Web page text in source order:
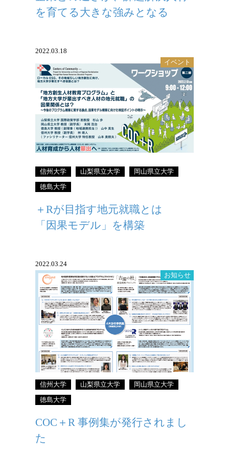
を育てる大きな強みとなる
2022.03.18
イベント
「COC+R」令和3年度全国シンポジウム2
日目ワークショップ
信州大学 山梨県立大学 岡山県立大学
徳島大学
＋Rが目指す地元就職とは
「因果モデル」を構築
2022.03.24
お知らせ
COC＋R 事例集が発行されました
信州大学 山梨県立大学 岡山県立大学
徳島大学
COC＋R 事例集が発行されまし
た